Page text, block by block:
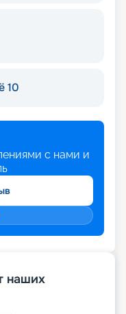
10
с нами и
наших